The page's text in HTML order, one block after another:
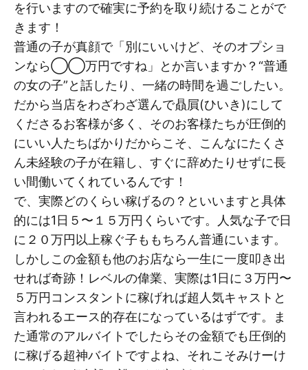
を行いますので確実に予約を取り続けることがで
きます！
普通の子が真顔で「別にいいけど、そのオプショ
ンなら◯◯万円ですね」とか言いますか？“普通
の女の子”と話したり、一緒の時間を過ごしたい。
だから当店をわざわざ選んで贔屓(ひいき)にして
くださるお客様が多く、そのお客様たちが圧倒的
にいい人たちばかりだからこそ、こんなにたくさ
ん未経験の子が在籍し、すぐに辞めたりせずに長
い間働いてくれているんです！
で、実際どのくらい稼げるの？といいますと具体
的には1日５〜１５万円くらいです。人気な子で日
に２０万円以上稼ぐ子ももちろん普通にいます。
しかしこの金額も他のお店なら一生に一度叩き出
せれば奇跡！レベルの偉業、実際は1日に３万円〜
５万円コンスタントに稼げれば超人気キャストと
言われるエース的存在になっているはずです。ま
た通常のアルバイトでしたらその金額でも圧倒的
に稼げる超神バイトですよね、それこそみけーけ